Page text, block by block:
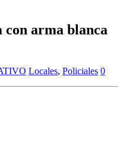
con arma blanca
Locales, Policiales 0